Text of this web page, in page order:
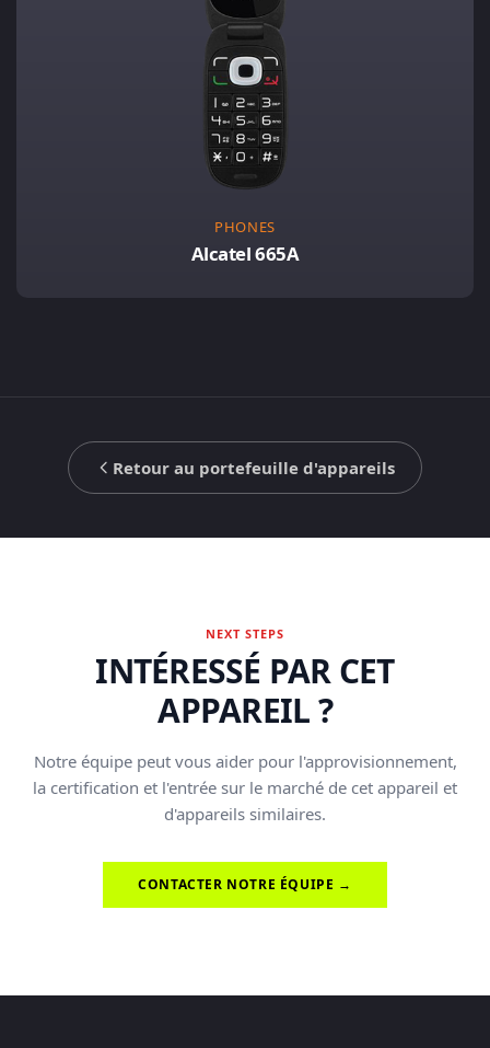
PHONES
Alcatel 665A
Retour au portefeuille d'appareils
NEXT STEPS
INTÉRESSÉ PAR CET
APPAREIL ?
Notre équipe peut vous aider pour l'approvisionnement,
la certification et l'entrée sur le marché de cet appareil et
d'appareils similaires.
CONTACTER NOTRE ÉQUIPE →